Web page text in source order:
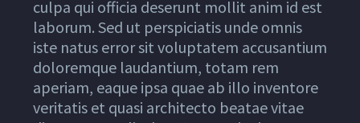
culpa qui officia deserunt mollit anim id est
laborum. Sed ut perspiciatis unde omnis
iste natus error sit voluptatem accusantium
doloremque laudantium, totam rem
aperiam, eaque ipsa quae ab illo inventore
veritatis et quasi architecto beatae vitae